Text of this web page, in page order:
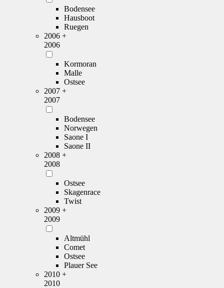
Bodensee
Hausboot
Ruegen
2006 +
2006
Kormoran
Malle
Ostsee
2007 +
2007
Bodensee
Norwegen
Saone I
Saone II
2008 +
2008
Ostsee
Skagenrace
Twist
2009 +
2009
Altmühl
Comet
Ostsee
Plauer See
2010 +
2010